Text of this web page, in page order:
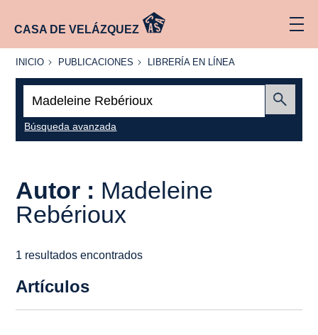
CASA DE VELÁZQUEZ
INICIO
INICIO PUBLICACIONES
PUBLICACIONES
LIBRERÍA
LÍNEA
LIBRERÍA EN LÍNEA
Búsqueda avanzada
Autor : Madeleine
Rebérioux
1 resultados encontrados
Artículos